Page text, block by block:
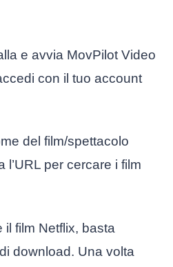
e avvia MovPilot Video
con il tuo account
del film/spettacolo
per cercare i film
il film Netflix, basta
download. Una volta